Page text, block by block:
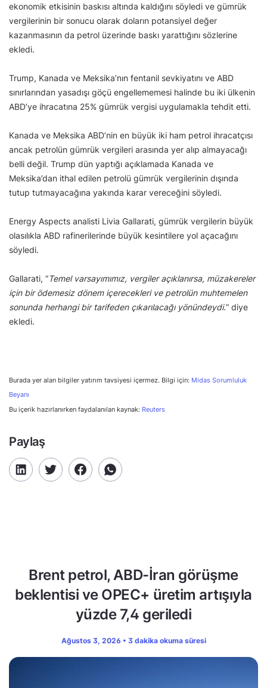
ekonomik etkisinin baskısı altında kaldığını söyledi ve gümrük
vergilerinin bir sonucu olarak doların potansiyel değer
kazanmasının da petrol üzerinde baskı yarattığını sözlerine
ekledi.
Trump, Kanada ve Meksika’nın fentanil sevkiyatını ve ABD
sınırlarından yasadışı göçü engellememesi halinde bu iki ülkenin
ABD’ye ihracatına 25% gümrük vergisi uygulamakla tehdit etti.
Kanada ve Meksika ABD’nin en büyük iki ham petrol ihracatçısı
ancak petrolün gümrük vergileri arasında yer alıp almayacağı
belli değil. Trump dün yaptığı açıklamada Kanada ve
Meksika’dan ithal edilen petrolü gümrük vergilerinin dışında
tutup tutmayacağına yakında karar vereceğini söyledi.
Energy Aspects analisti Livia Gallarati, gümrük vergilerin büyük
olasılıkla ABD rafinerilerinde büyük kesintilere yol açacağını
söyledi.
Gallarati, “Temel varsayımımız, vergiler açıklanırsa, müzakereler
için bir ödemesiz dönem içerecekleri ve petrolün muhtemelen
sonunda herhangi bir tarifeden çıkarılacağı yönündeydi.” diye
ekledi.
Burada yer alan bilgiler yatırım tavsiyesi içermez. Bilgi için: Midas Sorumluluk
Beyanı
Bu içerik hazırlanırken faydalanılan kaynak: Reuters
Paylaş
Brent petrol, ABD-İran görüşme
beklentisi ve OPEC+ üretim artışıyla
yüzde 7,4 geriledi
Ağustos 3, 2026 • 3 dakika okuma süresi